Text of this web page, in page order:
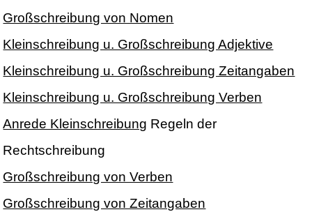
Großschreibung von Nomen
Kleinschreibung u. Großschreibung Adjektive
Kleinschreibung u. Großschreibung Zeitangaben
Kleinschreibung u. Großschreibung Verben
Anrede Kleinschreibung Regeln der
Rechtschreibung
Großschreibung von Verben
Großschreibung von Zeitangaben